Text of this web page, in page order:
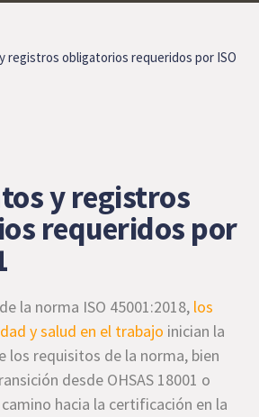
registros obligatorios requeridos por ISO
y registros
requeridos por
la norma ISO 45001:2018, los
y salud en el trabajo inician la
los requisitos de la norma, bien
desde OHSAS 18001 o
hacia la certificación en la